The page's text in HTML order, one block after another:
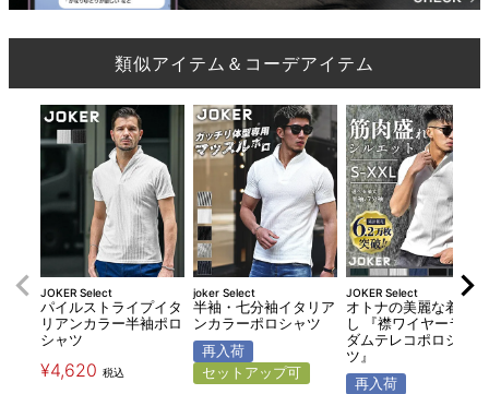
類似アイテム＆コーデアイテム
JOKER Select
パイルストライプイタ
リアンカラー半袖ポロ
シャツ
¥4,620 税込
joker Select
半袖・七分袖イタリア
ンカラーポロシャツ
再入荷
セットアップ可
JOKER Select
オトナの美麗な着こな
し 『襟ワイヤーラン
ダムテレコポロシャ
ツ』
再入荷